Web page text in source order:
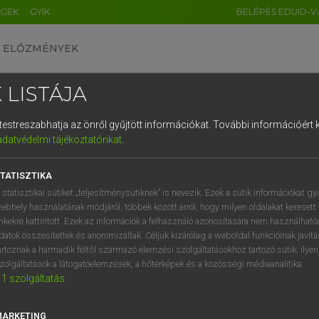
GYIK BELÉPÉS EDUID-
ELŐZMÉNYEK
egyetemes nagyszótár
VAN ELŐFIZETÉSED?
megtekintéséhez.
LISTÁJA
az önről gyűjtött információkat. További információért
tájékoztatónkat.
statisztikai sütiket „teljesítménysütiknek” is nevezik. Ezek a sütik információkat
használatának módjáról, többek között arról, hogy milyen oldalakat keresett
kattintott. Ezek az információk a felhasználó azonosítására nem
összesítettek és anonimizáltak. Céljuk kizárólag a weboldal funkcióinak
a harmadik féltől származó elemzési szolgáltatásokhoz tartozó sütik;
a látogatóelemzések, a hőtérképek és a közösségi médiaanalitika.
1 szolgáltatás
DE CN FR ES IT NL
1 2 3 4 5 6 7 8 9
q w e r t z u i
a s d f g h j k l é
í y x c v b n m , .